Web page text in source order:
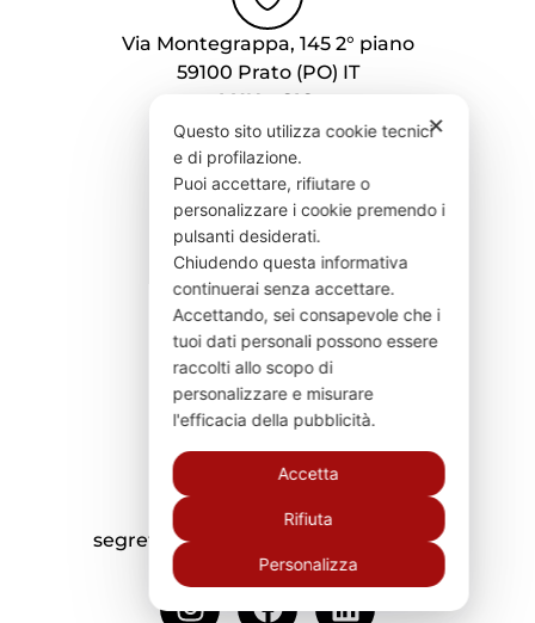
Via Montegrappa, 145 2° piano
59100 Prato (PO) IT
LUN · GIO
9.30 - 12.30 | 15 - 18
VEN
9.30 - 12.30
0574 596490
3313336200
3426480061
segreteria@studiolegalezaccaria.eu
✕
Questo sito utilizza cookie tecnici
e di profilazione.
Puoi accettare, rifiutare o
personalizzare i cookie premendo i
pulsanti desiderati.
Chiudendo questa informativa
continuerai senza accettare.
Accettando, sei consapevole che i
tuoi dati personali possono essere
raccolti allo scopo di
personalizzare e misurare
l'efficacia della pubblicità.
Accetta
Rifiuta
Personalizza